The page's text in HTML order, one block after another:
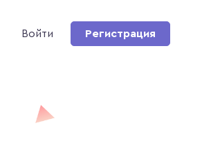
Войти Регистрация